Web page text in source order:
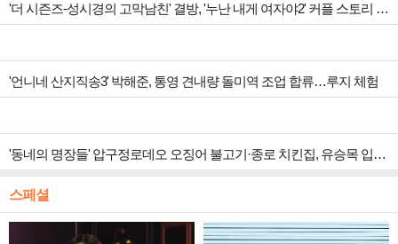
'더 시즌즈-성시경의 고막남친' 결방, '누난 내게 여자야2' 커플 스토리 편성
'언니네 산지직송3' 박해준, 통영 견내량 돌미역 조업 합류…루지 체험
'동네의 명장들' 압구정로데오 오징어 불고기·종로 치킨집, 유승목 입맛 저격
스페셜